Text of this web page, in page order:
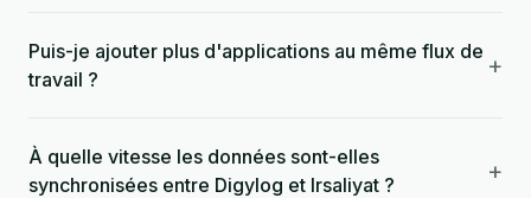
Puis-je ajouter plus d'applications au même flux de
travail ?
+
À quelle vitesse les données sont-elles
synchronisées entre Digylog et Irsaliyat ?
+